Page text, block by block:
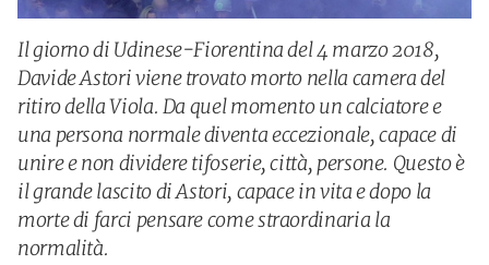
Il giorno di Udinese-Fiorentina del 4 marzo 2018,
Davide Astori viene trovato morto nella camera del
ritiro della Viola. Da quel momento un calciatore e
una persona normale diventa eccezionale, capace di
unire e non dividere tifoserie, città, persone. Questo è
il grande lascito di Astori, capace in vita e dopo la
morte di farci pensare come straordinaria la
normalità.